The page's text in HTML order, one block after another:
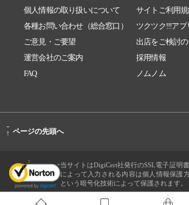
個人情報の取り扱いについて
サイトご利用
各種お問い合わせ（総合窓口）
ツクツク!!!アプ
ご意見・ご要望
出店をご検討
運営会社のご案内
採用情報
FAQ
ノムノム
-
↑ ページの先頭へ
当サイトはDigiCert社発行のSSL電子証明
によって入力される内容は個人情報保護
という暗号化技術によって保護されます。